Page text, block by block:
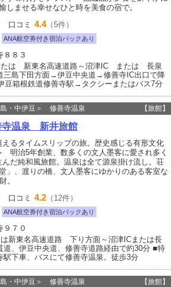
しませる幸せなひと時を美食の宿で。
口コミ 4.4（5件）
ANA航空券付き宿泊パックあり
８８３
は 新東名高速道路～沼津IC または 長泉
三島下田方面→伊豆中央道→修善寺IC出口で降
豆箱根鉄道修善寺駅→タクシーまたはバス7分
・中伊豆＞ 修善寺温泉 【旅館】
寺温泉 新井旅館
るタイムスリップの旅。歴史感じる有形文化
明治5年創業、数多くの文人墨客に愛され多く
んだ純和風旅館。温泉は全て源泉掛け流し。荘
」、渡りの橋、文人墨客にゆかりのある客室な
。
口コミ 4.2 （12件）
ANA航空券付き宿泊パックあり
９７０
新東名高速道路 下り方面～沼津ICまたは長
道、伊豆中央道、修善寺道路経由で約30分 ■特
駅下車、バスにて修善寺温泉。徒歩3分
・中伊豆＞ 修善寺温泉 【旅館】